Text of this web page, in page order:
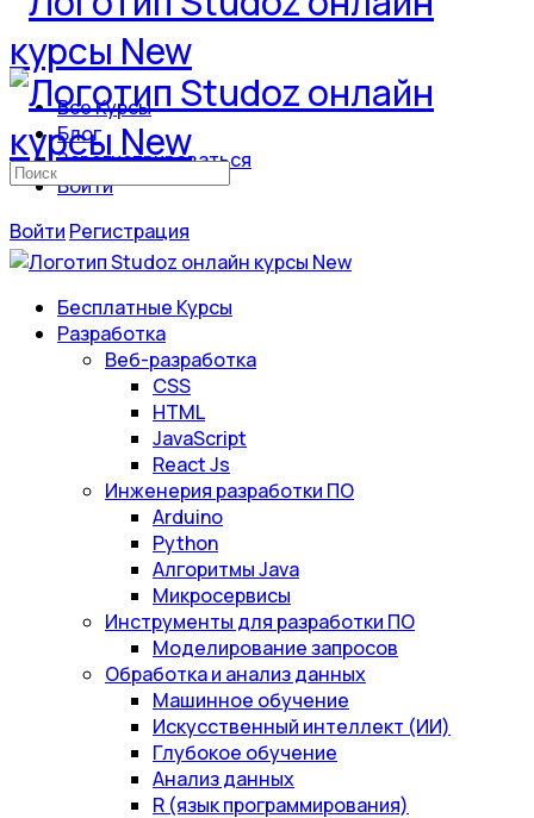
Все Курсы
Блог
Зарегистрироваться
Войти
Войти Регистрация
Искать:
Бесплатные Курсы
Разработка
Веб-разработка
CSS
HTML
JavaScript
React Js
Инженерия разработки ПО
Arduino
Python
Алгоритмы Java
Микросервисы
Инструменты для разработки ПО
Моделирование запросов
Обработка и анализ данных
Машинное обучение
Искусственный интеллект (ИИ)
Глубокое обучение
Анализ данных
R (язык программирования)